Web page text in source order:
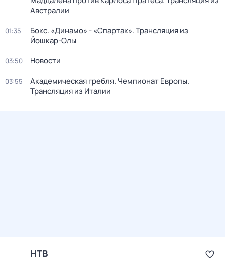
Австралии
01:35
Бокс. «Динамо» - «Спартак». Трансляция из
Йошкар-Олы
03:50 Новости
03:55
Академическая гребля. Чемпионат Европы.
Трансляция из Италии
НТВ